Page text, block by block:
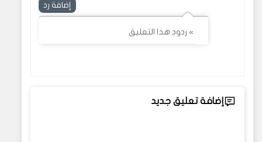
إضافة رد
» ردود هذا التعليق
إضافة تعليق جديد